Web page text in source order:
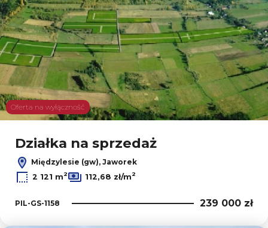
Oferta na wyłączność
Działka na sprzedaż
Międzylesie (gw), Jaworek
2 121 m2 112,68 zł/m2
PIL-GS-1158 239 000 zł